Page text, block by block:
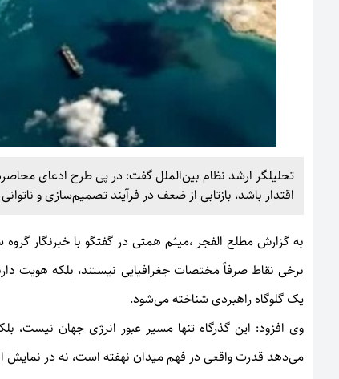
تحلیلگر ارشد نظام بین‌الملل گفت: در پی طرح ادعای
اقتدار باشد، بازتابی از ضعف در فرآیند تصمیم‌سازی و
به گزارش مطلع الفجر ،میثم همتی در گفتگو با خبرنگار
برخی نقاط صرفاً مختصات جغرافیایی نیستند، بلکه هویت
یک گلوگاه راهبردی شناخته می‌شود.
وی افزود: این گذرگاه تنها مسیر عبور انرژی جهان
می‌دهد قدرت واقعی در فهم میدان نهفته است، نه در نمایش